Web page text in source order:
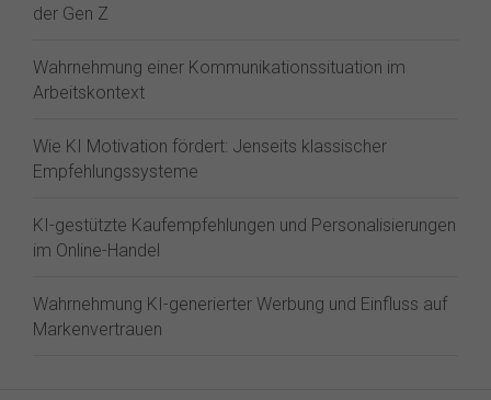
der Gen Z⁠
Wahrnehmung einer Kommunikationssituation im
Arbeitskontext
Wie KI Motivation fördert: Jenseits klassischer
Empfehlungssysteme
KI-gestützte Kaufempfehlungen und Personalisierungen
im Online-Handel
Wahrnehmung KI-generierter Werbung und Einfluss auf
Markenvertrauen